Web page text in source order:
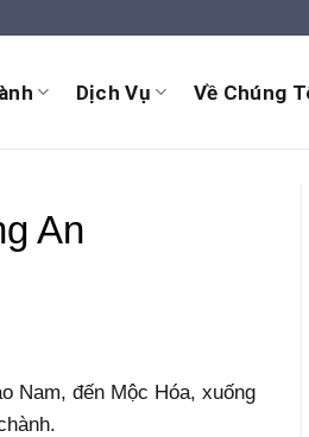
Dịch Vụ Về Chúng
An
Nam, đến Mộc Hóa, xuống